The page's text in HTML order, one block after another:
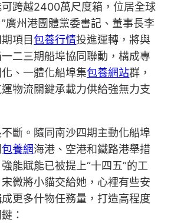
跨越2400萬尺度箱，位居全球
廣州港團體黨委書記、董事長李
項目包養行情投進運轉，將與
二三期船埠協同聯動，構成專
、一體化船埠集包養網站群，
物流關鍵承載力供給強無力支
斷。隨同南沙四期主動化船埠
包養網海港、空港和鐵路港舉措
能賦能已被提上“十四五”的工
微將小貓交給她，心裡有些安
更多什物任務量，打造高程度
：